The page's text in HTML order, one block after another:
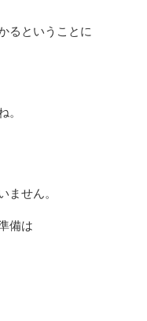
るということに
。
ません。
備は